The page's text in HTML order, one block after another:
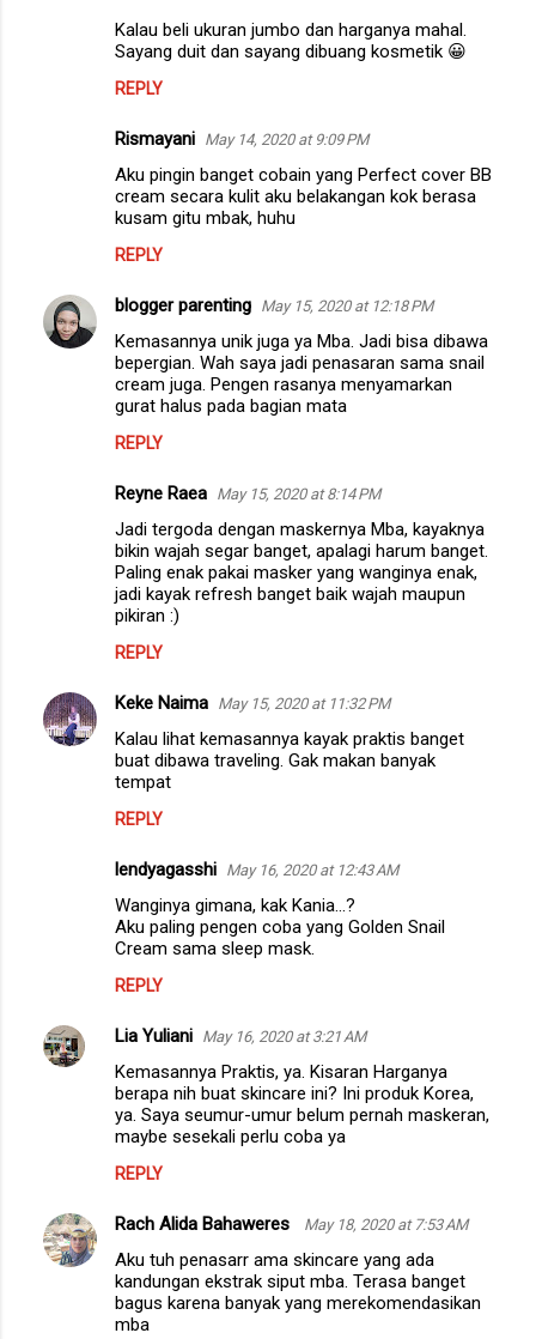
Kalau beli ukuran jumbo dan harganya mahal.
Sayang duit dan sayang dibuang kosmetik 😀
REPLY
Rismayani May 14, 2020 at 9:09 PM
Aku pingin banget cobain yang Perfect cover BB
cream secara kulit aku belakangan kok berasa
kusam gitu mbak, huhu
REPLY
blogger parenting May 15, 2020 at 12:18 PM
Kemasannya unik juga ya Mba. Jadi bisa dibawa
bepergian. Wah saya jadi penasaran sama snail
cream juga. Pengen rasanya menyamarkan
gurat halus pada bagian mata
REPLY
Reyne Raea May 15, 2020 at 8:14 PM
Jadi tergoda dengan maskernya Mba, kayaknya
bikin wajah segar banget, apalagi harum banget.
Paling enak pakai masker yang wanginya enak,
jadi kayak refresh banget baik wajah maupun
pikiran :)
REPLY
Keke Naima May 15, 2020 at 11:32 PM
Kalau lihat kemasannya kayak praktis banget
buat dibawa traveling. Gak makan banyak
tempat
REPLY
lendyagasshi May 16, 2020 at 12:43 AM
Wanginya gimana, kak Kania...?
Aku paling pengen coba yang Golden Snail
Cream sama sleep mask.
REPLY
Lia Yuliani May 16, 2020 at 3:21 AM
Kemasannya Praktis, ya. Kisaran Harganya
berapa nih buat skincare ini? Ini produk Korea,
ya. Saya seumur-umur belum pernah maskeran,
maybe sesekali perlu coba ya
REPLY
Rach Alida Bahaweres May 18, 2020 at 7:53 AM
Aku tuh penasarr ama skincare yang ada
kandungan ekstrak siput mba. Terasa banget
bagus karena banyak yang merekomendasikan
mba